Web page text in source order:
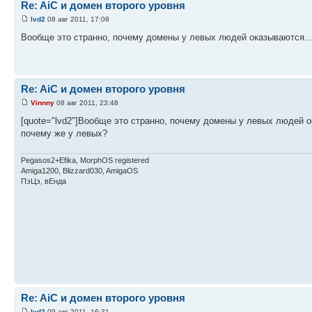
Re: AiC и домен второго уровня
lvd2 08 авг 2011, 17:08
Вообще это странно, почему домены у левых людей оказываются...
Re: AiC и домен второго уровня
Vinnny 08 авг 2011, 23:48
[quote="lvd2"]Вообще это странно, почему домены у левых людей
почему же у левых?
Pegasos2+Efika, MorphOS registered
Amiga1200, Blizzard030, AmigaOS
ПэЦэ, вЕнда
Re: AiC и домен второго уровня